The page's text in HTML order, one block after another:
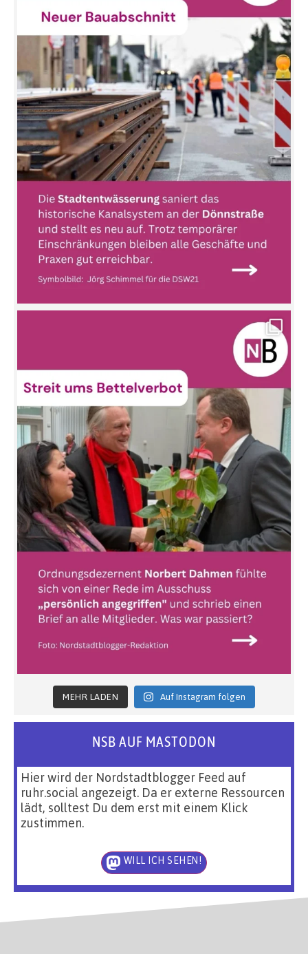
MEHR LADEN Auf Instagram folgen
NSB AUF MASTODON
Hier wird der Nordstadtblogger Feed auf
ruhr.social angezeigt. Da er externe Ressourcen
lädt, solltest Du dem erst mit einem Klick
zustimmen.
WILL ICH SEHEN!